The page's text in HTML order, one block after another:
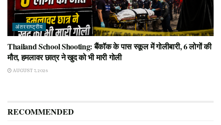
अंतरराष्ट्रीय
Thailand School Shooting: बैंकॉक के पास स्कूल में गोलीबारी, 6 लोगों की
मौत, हमलावर छात्र ने खुद को भी मारी गोली
AUGUST 7, 2026
RECOMMENDED